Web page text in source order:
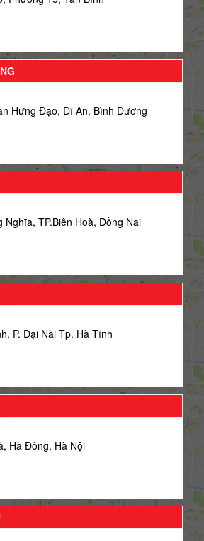
Hưng Đạo, Dĩ An, Bình Dương
Nghĩa, TP.Biên Hoà, Đồng Nai
P. Đại Nài Tp. Hà Tĩnh
Hà Đông, Hà Nội